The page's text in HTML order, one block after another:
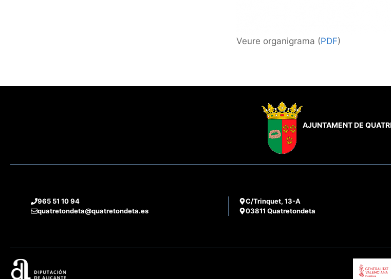
Veure organigrama (PDF)
AJUNTAMENT DE
965 51 10 94
quatretondeta@quatretondeta.es
C/Trinquet, 13-A
03811 Quatretondeta